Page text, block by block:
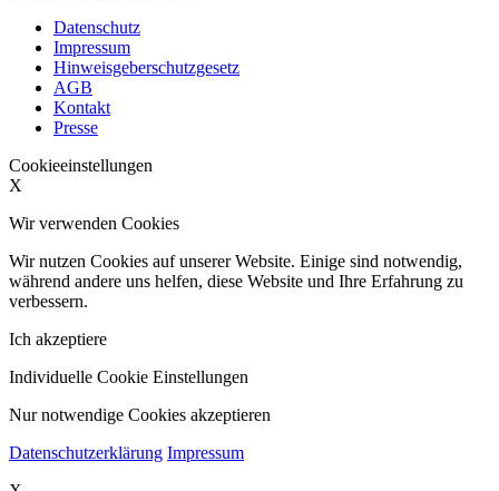
Datenschutz
Impressum
Hinweisgeberschutzgesetz
AGB
Kontakt
Presse
Cookieeinstellungen
X
Wir verwenden Cookies
Wir nutzen Cookies auf unserer Website. Einige sind notwendig,
während andere uns helfen, diese Website und Ihre Erfahrung zu
verbessern.
Ich akzeptiere
Individuelle Cookie Einstellungen
Nur notwendige Cookies akzeptieren
Datenschutzerklärung Impressum